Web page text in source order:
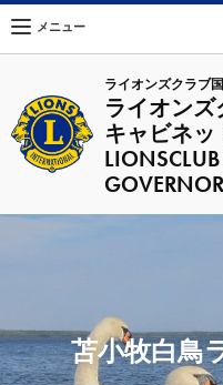
ライオンズクラブ
ライオンズ
キャビネッ
メニュー
苫小牧白鳥